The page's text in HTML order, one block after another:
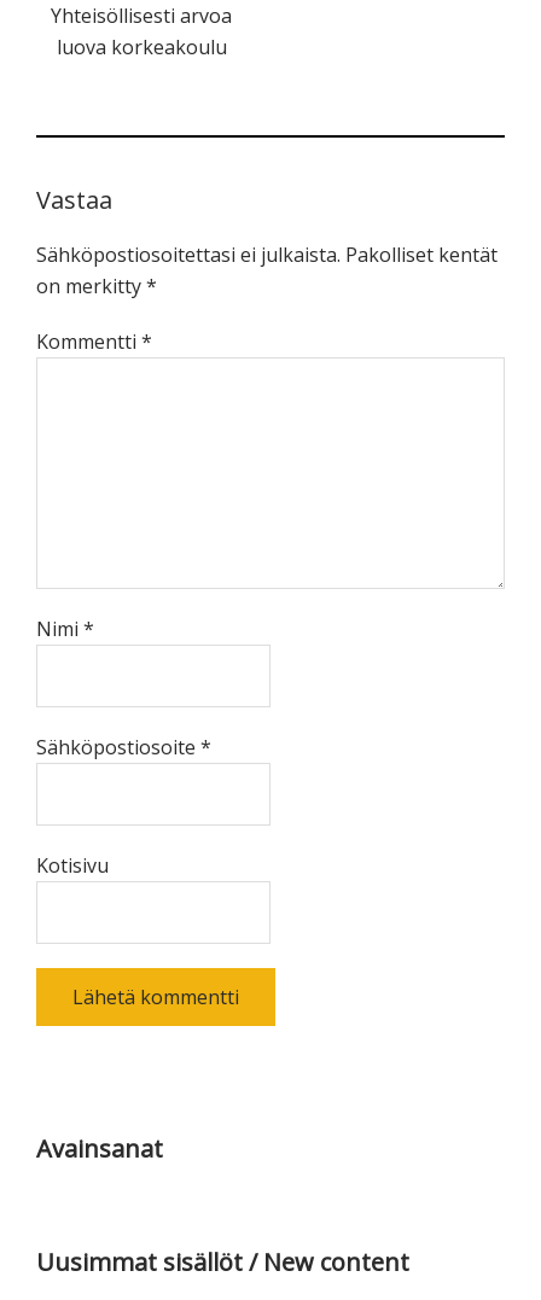
Yhteisöllisesti arvoa
luova korkeakoulu
Lukijan
vuorovaikutus
Vastaa
Sähköpostiosoitettasi ei julkaista. Pakolliset kentät
on merkitty*
Kommentti *
Nimi *
Sähköpostiosoite *
Kotisivu
Avainsanat
Uusimmat sisällöt / New content